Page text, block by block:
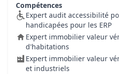
Compétences
Expert audit accessibilité
handicapées pour les ERP
Expert immobilier valeur
d'habitations
Expert immobilier valeur
et industriels